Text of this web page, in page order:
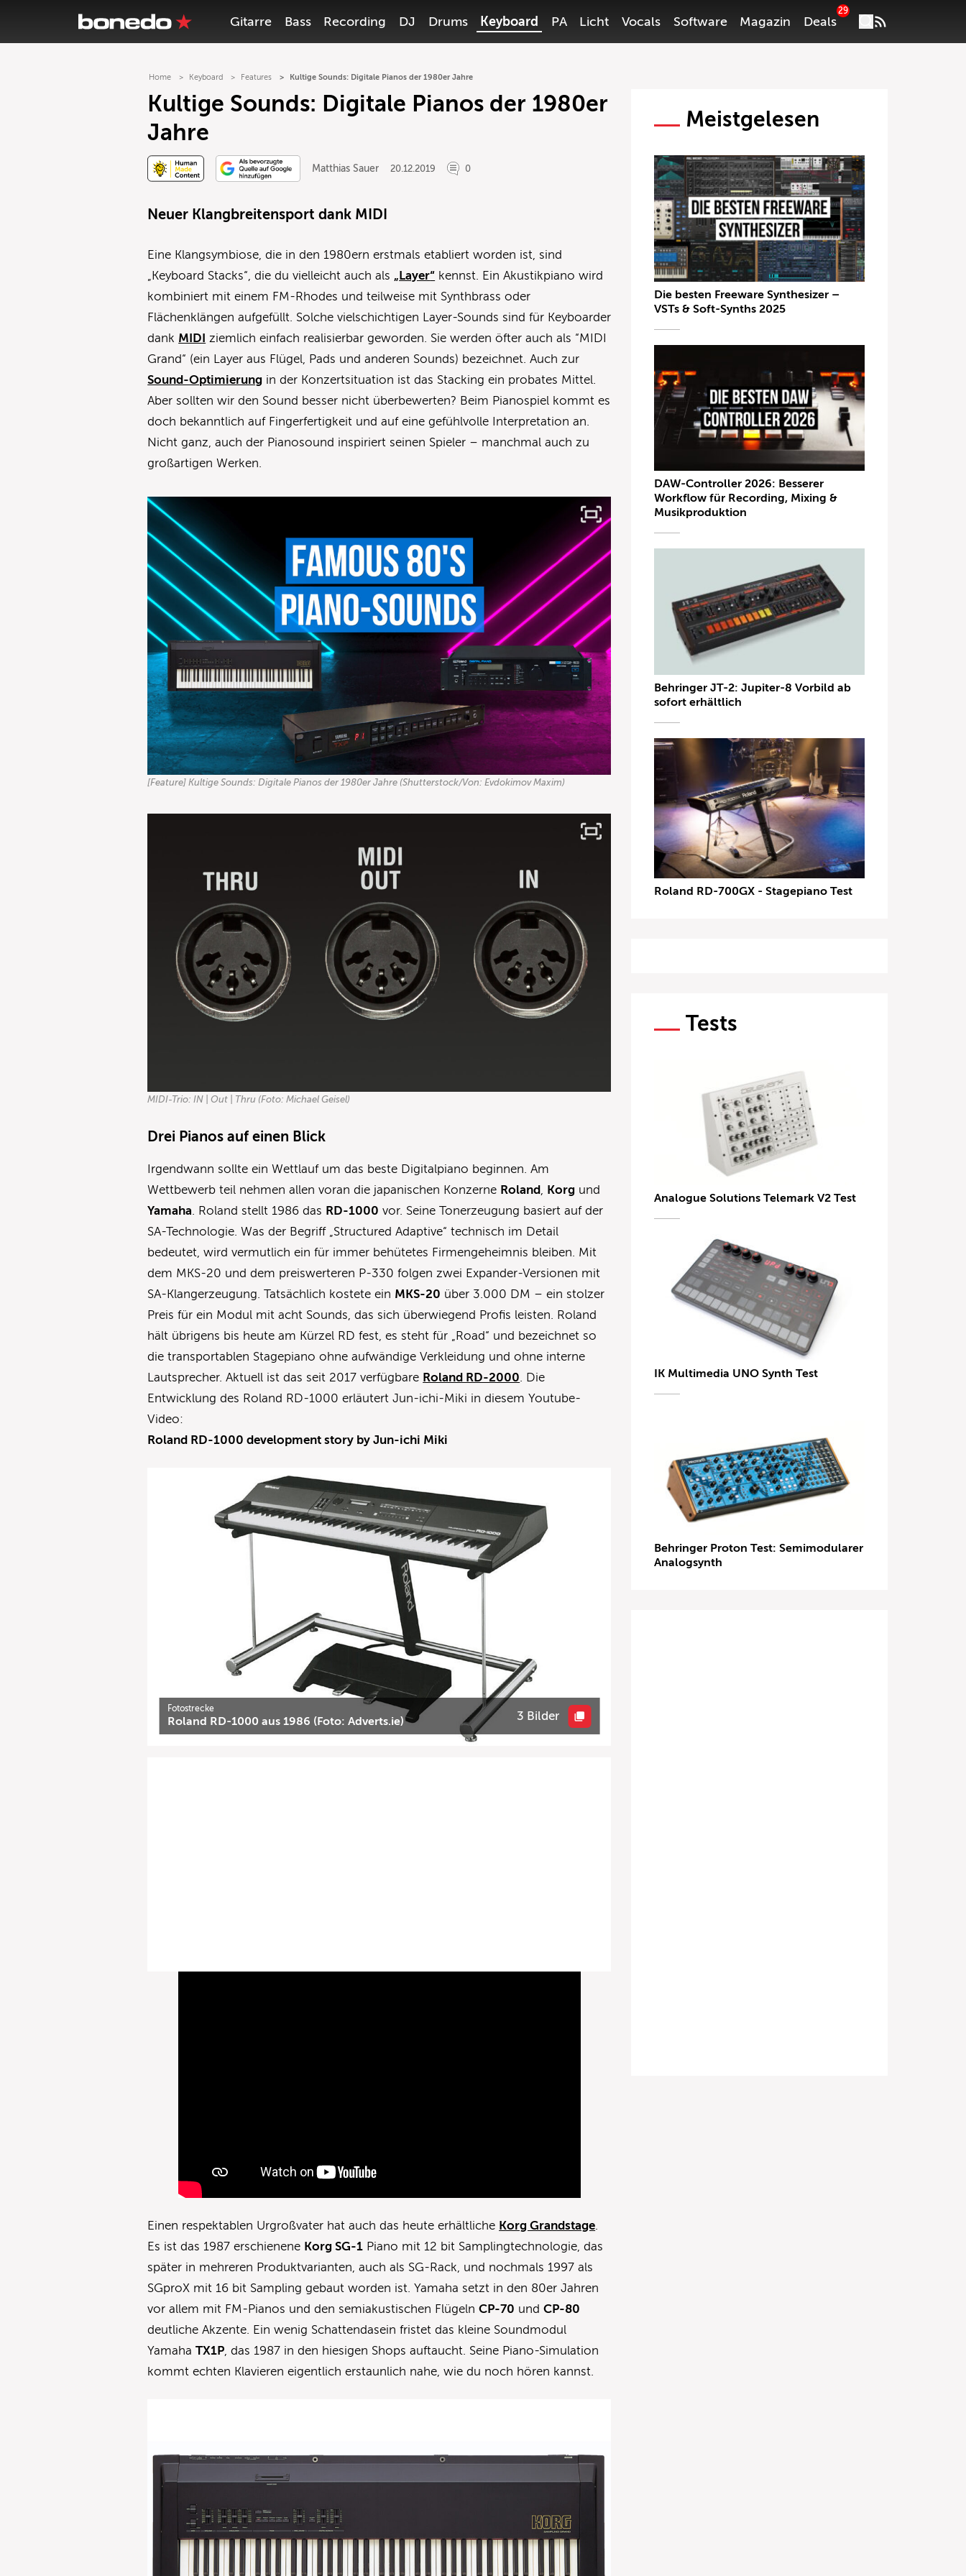
Gitarre Bass Recording DJ Drums Keyboard PA Licht Vocals Software Magazin Deals
29
Home Keyboard Features Kultige Sounds: Digitale Pianos der 1980er Jahre
Kultige Sounds: Digitale Pianos der 1980er
Jahre
Matthias Sauer 20.12.2019 0
Neuer Klangbreitensport dank MIDI
Eine Klangsymbiose, die in den 1980ern erstmals etabliert worden ist, sind
„Keyboard Stacks“, die du vielleicht auch als „Layer“ kennst. Ein Akustikpiano wird
kombiniert mit einem FM-Rhodes und teilweise mit Synthbrass oder
Flächenklängen aufgefüllt. Solche vielschichtigen Layer-Sounds sind für Keyboarder
dank MIDI ziemlich einfach realisierbar geworden. Sie werden öfter auch als “MIDI
Grand“ (ein Layer aus Flügel, Pads und anderen Sounds) bezeichnet. Auch zur
Sound-Optimierung in der Konzertsituation ist das Stacking ein probates Mittel.
Aber sollten wir den Sound besser nicht überbewerten? Beim Pianospiel kommt es
doch bekanntlich auf Fingerfertigkeit und auf eine gefühlvolle Interpretation an.
Nicht ganz, auch der Pianosound inspiriert seinen Spieler – manchmal auch zu
großartigen Werken.
[Feature] Kultige Sounds: Digitale Pianos der 1980er Jahre (Shutterstock/Von: Evdokimov Maxim)
MIDI-Trio: IN | Out | Thru (Foto: Michael Geisel)
Drei Pianos auf einen Blick
Irgendwann sollte ein Wettlauf um das beste Digitalpiano beginnen. Am
Wettbewerb teil nehmen allen voran die japanischen Konzerne Roland Korg und
Yamaha . Roland stellt 1986 das RD-1000 vor. Seine Tonerzeugung basiert auf der
SA-Technologie. Was der Begriff „Structured Adaptive“ technisch im Detail
bedeutet, wird vermutlich ein für immer behütetes Firmengeheimnis bleiben. Mit
dem MKS-20 und dem preiswerteren P-330 folgen zwei Expander-Versionen mit
SA-Klangerzeugung. Tatsächlich kostete ein MKS-20 über 3.000 DM – ein stolzer
Preis für ein Modul mit acht Sounds, das sich überwiegend Profis leisten. Roland
hält übrigens bis heute am Kürzel RD fest, es steht für „Road“ und bezeichnet so
die transportablen Stagepiano ohne aufwändige Verkleidung und ohne interne
Lautsprecher. Aktuell ist das seit 2017 verfügbare Roland RD-2000 . Die
Entwicklung des Roland RD-1000 erläutert Jun-ichi-Miki in diesem Youtube-
Video:
Roland RD-1000 development story by Jun-ichi Miki
Fotostrecke
Roland RD-1000 aus 1986 (Foto: Adverts.ie) 3 Bilder
Einen respektablen Urgroßvater hat auch das heute erhältliche Korg Grandstage
Es ist das 1987 erschienene Korg SG-1 Piano mit 12 bit Samplingtechnologie, das
später in mehreren Produktvarianten, auch als SG-Rack, und nochmals 1997 als
SGproX mit 16 bit Sampling gebaut worden ist. Yamaha setzt in den 80er Jahren
vor allem mit FM-Pianos und den semiakustischen FlügelnCP-70 undCP-80
deutliche Akzente. Ein wenig Schattendasein fristet das kleine Soundmodul
YamahaTX1P , das 1987 in den hiesigen Shops auftaucht. Seine Piano-Simulation
kommt echten Klavieren eigentlich erstaunlich nahe, wie du noch hören kannst.
Meistgelesen
Die besten Freeware Synthesizer –
VSTs & Soft-Synths 2025
DAW-Controller 2026: Besserer
Workflow für Recording, Mixing &
Musikproduktion
Behringer JT-2: Jupiter-8 Vorbild ab
sofort erhältlich
Roland RD-700GX - Stagepiano Test
Tests
Analogue Solutions Telemark V2 Test
IK Multimedia UNO Synth Test
Behringer Proton Test: Semimodularer
Analogsynth